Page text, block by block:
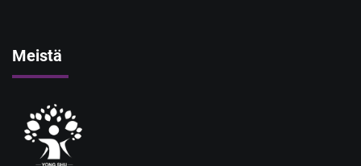
Meistä